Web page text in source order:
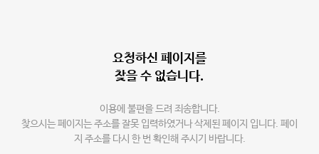
요청하신 페이지를
찾을 수 없습니다.
이용에 불편을 드려 죄송합니다.
찾으시는 페이지는 주소를 잘못 입력하였거나 삭제된 페이지 입니다. 페이
지 주소를 다시 한 번 확인해 주시기 바랍니다.